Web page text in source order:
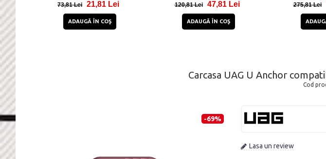
73,81 Lei 21,81 Lei
ADAUGĂ ÎN COŞ
120,81 Lei 47,81 Lei
ADAUGĂ ÎN COŞ
275,81 Lei
Carcasa UAG U Anchor
Cod
-69%
Lasa un review